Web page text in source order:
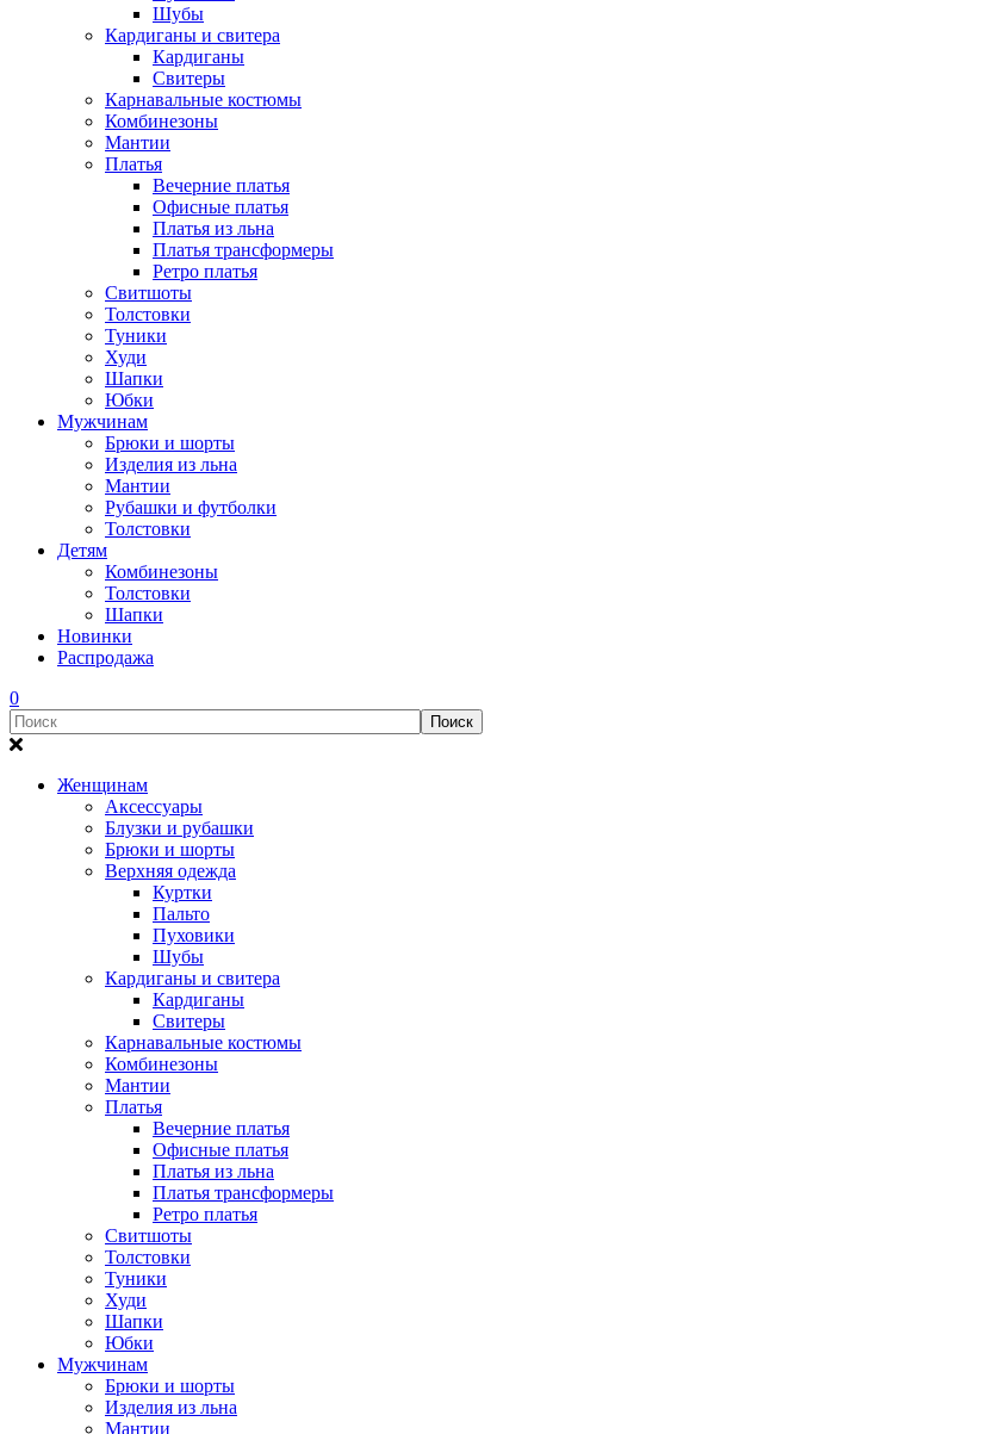
Шубы
Кардиганы и свитера
Кардиганы
Свитеры
Карнавальные костюмы
Комбинезоны
Мантии
Платья
Вечерние платья
Офисные платья
Платья из льна
Платья трансформеры
Ретро платья
Свитшоты
Толстовки
Туники
Худи
Шапки
Юбки
Мужчинам
Брюки и шорты
Изделия из льна
Мантии
Рубашки и футболки
Толстовки
Детям
Комбинезоны
Толстовки
Шапки
Новинки
Распродажа
0
Женщинам
Аксессуары
Блузки и рубашки
Брюки и шорты
Верхняя одежда
Куртки
Пальто
Пуховики
Шубы
Кардиганы и свитера
Кардиганы
Свитеры
Карнавальные костюмы
Комбинезоны
Мантии
Платья
Вечерние платья
Офисные платья
Платья из льна
Платья трансформеры
Ретро платья
Свитшоты
Толстовки
Туники
Худи
Шапки
Юбки
Мужчинам
Брюки и шорты
Изделия из льна
Мантии